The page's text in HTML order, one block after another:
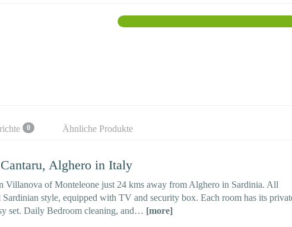
0 Ähnliche Produkte
Alghero in Italy
Villanova of Monteleone just 24 kms away from Alghero in Sardinia. All
style, equipped with TV and security box. Each room has its
set. Daily Bedroom cleaning, and… [more]